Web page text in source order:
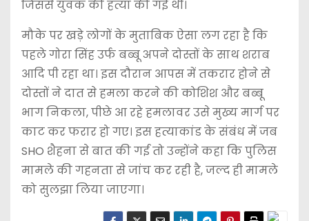
जिससे युवक की हत्या की गई थी।
मौके पर खड़े लोगों के मुताबिक ऐसा लग रहा है कि
पहले गोरा सिंह उर्फ ​​बब्बू अपने दोस्तों के साथ शराब
आदि पी रहा था। इस दौरान आपस में तकरार होने से
दोस्तों ने दात से हमला करने की कोशिश और बब्बू
भाग निकला, पीछे आ रहे हमलावर उसे मुख्य मार्ग पर
काट कर फरार हो गए। इस हत्याकांड के संबंध में जब
SHO शैहना से बात की गई तो उन्होंने कहा कि पुलिस
मामले की गहनता से जांच कर रही है, जल्द ही मामले
को सुलझा लिया जाएगा।